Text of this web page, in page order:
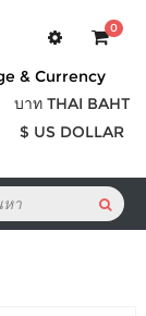
0
& Currency
บาท THAI BAHT
$ US DOLLAR